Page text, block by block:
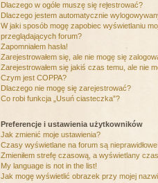
Dlaczego w ogóle muszę się rejestrować?
Dlaczego jestem automatycznie
W jaki sposób mogę zapobiec wyświetlaniu
przeglądających forum?
Zapomniałem hasła!
Zarejestrowałem się, ale nie mogę się
Zarejestrowałem się jakiś czas temu, ale nie
Czym jest COPPA?
Dlaczego nie mogę się zarejestrować?
Co robi funkcja „Usuń ciasteczka”?
Preferencje i ustawienia użytkowników
Jak zmienić moje ustawienia?
Czasy wyświetlane na forum są nieprawidłowe!
Zmieniłem strefę czasową, a wyświetlany
My language is not in the list!
Jak mogę wyświetlić obrazek przy mojej